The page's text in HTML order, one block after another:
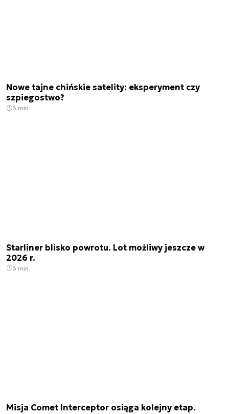
Nowe tajne chińskie satelity: eksperyment czy
szpiegostwo?
3 min.
Starliner blisko powrotu. Lot możliwy jeszcze w
2026 r.
3 min.
Misja Comet Interceptor osiąga kolejny etap.